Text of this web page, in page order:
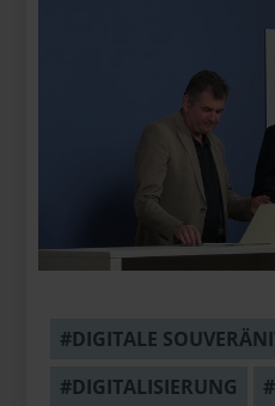
#DIGITALE
#DIGITALISIERUNG